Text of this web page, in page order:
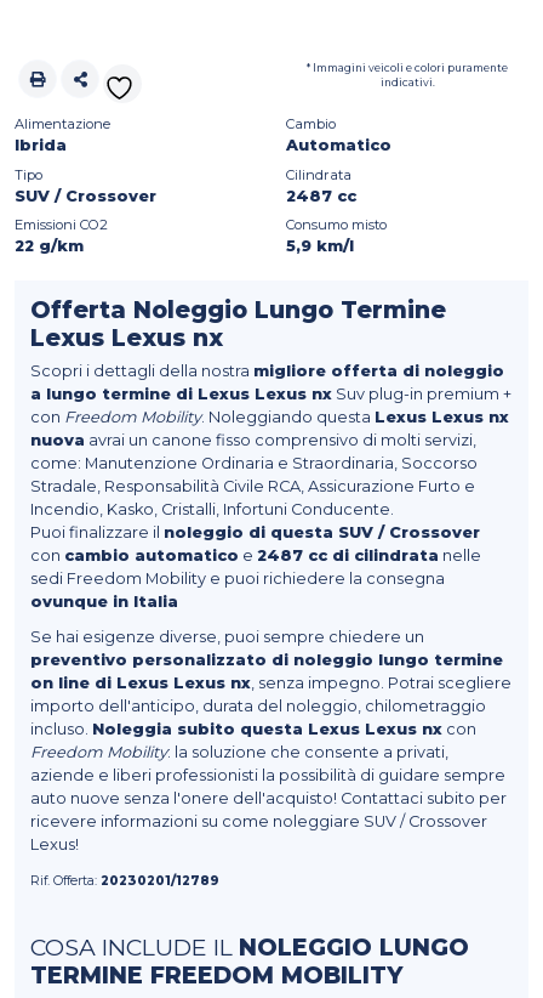
* Immagini veicoli e colori puramente
indicativi.
Alimentazione
Ibrida
Cambio
Automatico
Tipo
SUV / Crossover
Cilindrata
2487 cc
Emissioni CO2
22 g/km
Consumo misto
5,9 km/l
Offerta Noleggio Lungo Termine
Lexus Lexus nx
Scopri i dettagli della nostra migliore offerta di noleggio
a lungo termine di Lexus Lexus nxSuv plug-in premium +
con Freedom Mobility. Noleggiando questa Lexus Lexus nx
nuova avrai un canone fisso comprensivo di molti servizi,
come: Manutenzione Ordinaria e Straordinaria, Soccorso
Stradale, Responsabilità Civile RCA, Assicurazione Furto e
Incendio, Kasko, Cristalli, Infortuni Conducente.
Puoi finalizzare il noleggio di questa SUV / Crossover
con cambio automatico e 2487 cc di cilindrata nelle
sedi Freedom Mobility e puoi richiedere la consegna
ovunque in Italia
Se hai esigenze diverse, puoi sempre chiedere un
preventivo personalizzato di noleggio lungo termine
on line di Lexus Lexus nx, senza impegno. Potrai scegliere
importo dell'anticipo, durata del noleggio, chilometraggio
incluso. Noleggia subito questa Lexus Lexus nxcon
Freedom Mobility: la soluzione che consente a privati,
aziende e liberi professionisti la possibilità di guidare sempre
auto nuove senza l'onere dell'acquisto! Contattaci subito per
ricevere informazioni su come noleggiare SUV / Crossover
Lexus!
Rif. Offerta: 20230201/12789
COSA INCLUDE IL NOLEGGIO LUNGO
TERMINE FREEDOM MOBILITY